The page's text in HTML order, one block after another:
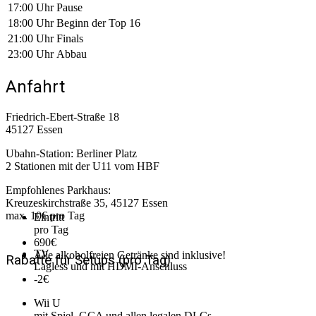
17:00 Uhr Pause
18:00 Uhr Beginn der Top 16
21:00 Uhr Finals
23:00 Uhr Abbau
Anfahrt
Friedrich-Ebert-Straße 18
45127 Essen
Ubahn-Station: Berliner Platz
2 Stationen mit der U11 vom HBF
Empfohlenes Parkhaus:
Kreuzeskirchstraße 35, 45127 Essen
max. 10€ pro Tag
Eintritt
pro Tag
690€
Alle alkoholfreien Getränke sind inklusive!
Rabatte für Setups (pro Tag)
TV
Lagless und mit HDMI-Anschluss
-2€
Wii U